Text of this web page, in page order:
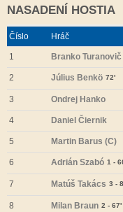
NASADENÍ HOSTIA
Číslo Hráč
1 Branko Turanovič
2 Július Benkö 72'
3 Ondrej Hanko
4 Daniel Čiernik
5 Martin Barus (C)
6 Adrián Szabó 1 -
7 Matúš Takács 3 -
8 Milan Braun 2 - 67'